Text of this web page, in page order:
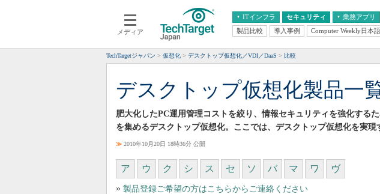
メディア
ITインフラ
クラウド
スマートモバイル
システム運用管理
セキュリティ 業務アプリ
エンタープライズAI
ERP
CX
経営とIT 医療IT
製品比較 導入事例 Computer Weekly日本
TechTargetジャパン 仮想化 デスクトップ仮想化／VDI／DaaS 比較
デスクトップ仮想化製品一
肥大化したPC運用管理コストを絞り、情報セキュリティを強化する
を集めるデスクトップ仮想化。ここでは、デスクトップ仮想化を実現
≫ 2010年10月20日 18時36分 公開
ア ウ ク シ ス セ ソ バ マ ワ
ヴ
» 製品登録ご希望の方はこちらからご連絡ください